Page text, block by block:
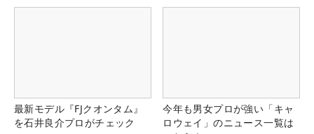
最新モデル『FJクオンタム』
を石井良介プロがチェック
今年も男女プロが強い「キャ
ロウェイ」のニュース一覧は